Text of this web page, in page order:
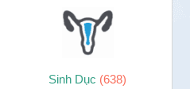
Sinh Dục (638)